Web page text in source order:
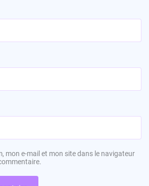
mon e-mail et mon site dans le navigateur